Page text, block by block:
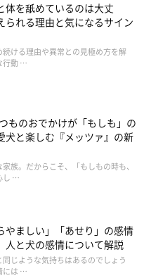
は、靴下を履かせ
体を舐めているのは大丈
れる理由と気になるサイン
続ける理由や異常との見極め方を解
行動 …
ものおでかけが「もしも」の
犬と楽しむ『メッツァ』の新
族。だからこそ、「もしもの時も、
し …
やましい」「あせり」の感情
と犬の感情について解説
同じような気持ちはあるのでしょう
には …